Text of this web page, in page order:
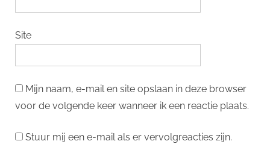
Site
Mijn naam, e-mail en site opslaan in deze browser
voor de volgende keer wanneer ik een reactie plaats.
Stuur mij een e-mail als er vervolgreacties zijn.